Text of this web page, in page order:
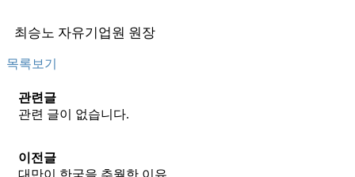
최승노 자유기업원 원장
목록보기
관련글
관련 글이 없습니다.
이전글
대만이 한국을 추월한 이유